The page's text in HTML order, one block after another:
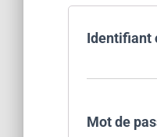
Identifiant
Mot de